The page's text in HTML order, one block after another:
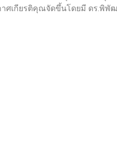
าศเกียรติคุณจัดขึ้นโดยมี ดร.พิพั